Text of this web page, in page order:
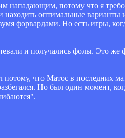
нападающим, потому что я
оптимальные варианты
форвардами. Но есть игры,
и получались фолы. Это же
что Матос в последних
Но был один момент,